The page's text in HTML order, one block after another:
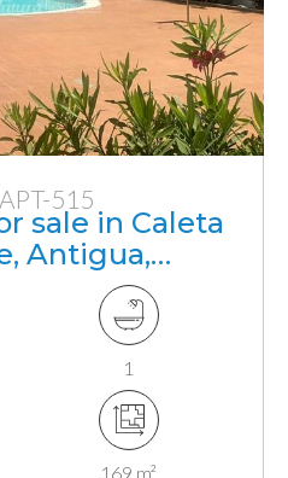
515
sale in Caleta
Antigua,
Canarias
1
169 m²